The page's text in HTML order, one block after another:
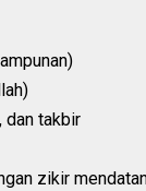
dan takbir
zikir